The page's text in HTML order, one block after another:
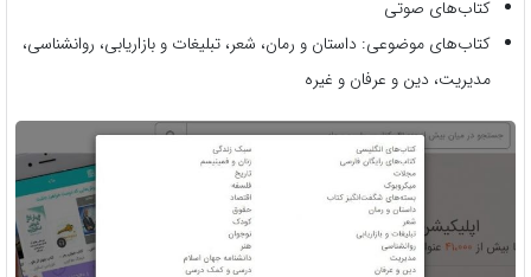
کتاب‌های صوتی
کتاب‌های موضوعی: داستان و رمان، شعر، تبلیغات و بازاریابی، روانشناسی،
مدیریت، دین و عرفان و غیره